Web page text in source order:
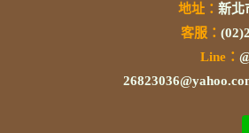
地址： 新北
客服：
Line：